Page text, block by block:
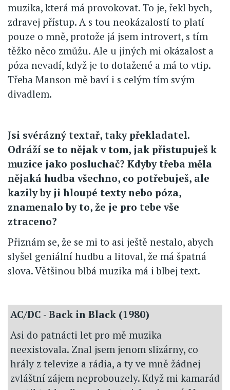
muzika, která má provokovat. To je, řekl bych,
zdravej přístup. A s tou neokázalostí to platí
pouze o mně, protože já jsem introvert, s tím
těžko něco zmůžu. Ale u jiných mi okázalost a
póza nevadí, když je to dotažené a má to vtip.
Třeba Manson mě baví i s celým tím svým
divadlem.
Jsi svérázný textař, taky překladatel.
Odráží se to nějak v tom, jak přistupuješ k
muzice jako posluchač? Kdyby třeba měla
nějaká hudba všechno, co potřebuješ, ale
kazily by ji hloupé texty nebo póza,
znamenalo by to, že je pro tebe vše
ztraceno?
Přiznám se, že se mi to asi ještě nestalo, abych
slyšel geniální hudbu a litoval, že má špatná
slova. Většinou blbá muzika má i blbej text.
AC/DC - Back in Black (1980)
Asi do patnácti let pro mě muzika
neexistovala. Znal jsem jenom slizárny, co
hrály z televize a rádia, a ty ve mně žádnej
zvláštní zájem neprobouzely. Když mi kamarád